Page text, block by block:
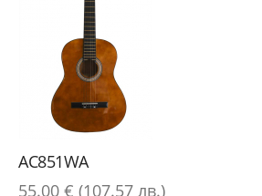
AC851WA
55.00 € (107.57 лв.)